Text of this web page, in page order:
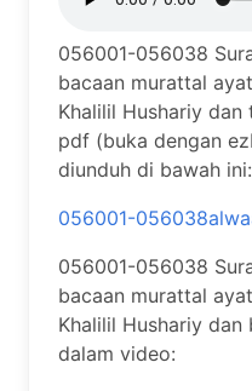
056001-056038
bacaan murattal
Khalilil Hushariy
pdf (buka dengan
diunduh di bawah ini:
056001-
056001-056038
bacaan murattal
Khalilil Hushariy dan
dalam video: